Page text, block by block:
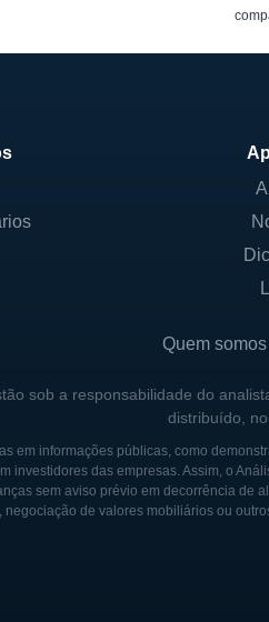
a Centrus se destaca
enfatizando a importância
investindo em
DA CENTRUS
Energy foi formada a
(USEC), que foi uma
em 1992 como uma
em 2002. Em 2014, a
direção e seu
formação, a Centrus
nuclear. A empresa
de pesquisa para
Quem somos
sob a responsabilidade do
distribuído,
em informações públicas, como
investidores das empresas. Assim, o
sem aviso prévio em decorrência de
de valores mobiliários ou